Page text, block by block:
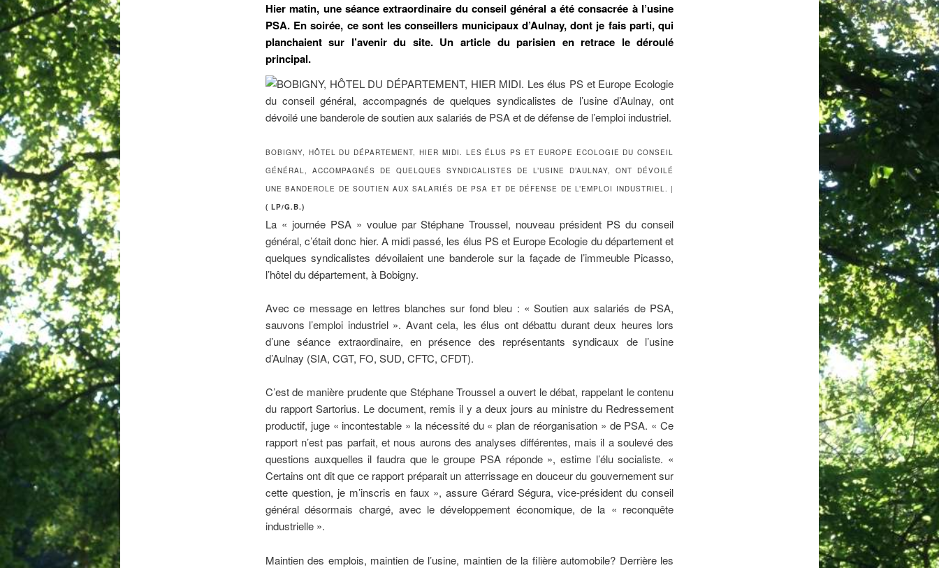
Hier matin, une séance extraordinaire du conseil général a été consacrée à l’usine
PSA. En soirée, ce sont les conseillers municipaux d’Aulnay, dont je fais parti, qui
planchaient sur l’avenir du site. Un article du parisien en retrace le déroulé
principal.
BOBIGNY, HÔTEL DU DÉPARTEMENT, HIER MIDI. LES ÉLUS PS ET EUROPE ECOLOGIE DU CONSEIL
GÉNÉRAL, ACCOMPAGNÉS DE QUELQUES SYNDICALISTES DE L’USINE D’AULNAY, ONT DÉVOILÉ
UNE BANDEROLE DE SOUTIEN AUX SALARIÉS DE PSA ET DE DÉFENSE DE L’EMPLOI INDUSTRIEL. |
( LP/G.B.)
La « journée PSA » voulue par Stéphane Troussel, nouveau président PS du conseil
général, c’était donc hier. A midi passé, les élus PS et Europe Ecologie du département et
quelques syndicalistes dévoilaient une banderole sur la façade de l’immeuble Picasso,
l’hôtel du département, à Bobigny.
Avec ce message en lettres blanches sur fond bleu : « Soutien aux salariés de PSA,
sauvons l’emploi industriel ». Avant cela, les élus ont débattu durant deux heures lors
d’une séance extraordinaire, en présence des représentants syndicaux de l’usine
d’Aulnay (SIA, CGT, FO, SUD, CFTC, CFDT).
C’est de manière prudente que Stéphane Troussel a ouvert le débat, rappelant le contenu
du rapport Sartorius. Le document, remis il y a deux jours au ministre du Redressement
productif, juge « incontestable » la nécessité du « plan de réorganisation » de PSA. « Ce
rapport n’est pas parfait, et nous aurons des analyses différentes, mais il a soulevé des
questions auxquelles il faudra que le groupe PSA réponde », estime l’élu socialiste. «
Certains ont dit que ce rapport préparait un atterrissage en douceur du gouvernement sur
cette question, je m’inscris en faux », assure Gérard Ségura, vice-président du conseil
général désormais chargé, avec le développement économique, de la « reconquête
industrielle ».
Maintien des emplois, maintien de l’usine, maintien de la filière automobile? Derrière les